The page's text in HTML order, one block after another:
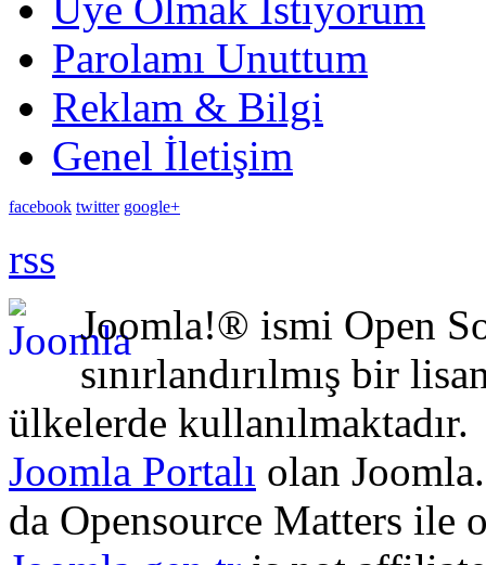
Parolamı Unuttum
Reklam & Bilgi
Genel İletişim
facebook twitter google+
rss
Joomla!® ismi Open
sınırlandırılmış bir
ülkelerde kullanılmaktadır.
Joomla Portalı olan
da Opensource Matters ile